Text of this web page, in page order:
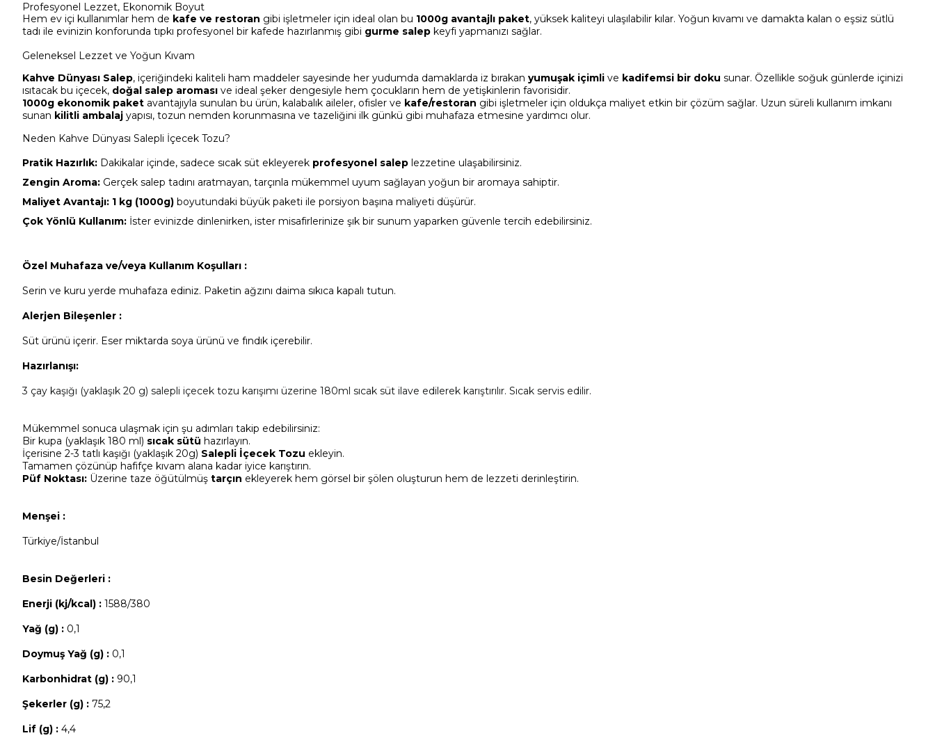
Profesyonel Lezzet, Ekonomik Boyut
Hem ev içi kullanımlar hem de kafe ve restoran gibi işletmeler için ideal olan bu 1000g avantajlı paket, yüksek kaliteyi ulaşılabilir kılar. Yoğun kıvamı ve damakta kalan o eşsiz sütlü
tadı ile evinizin konforunda tıpkı profesyonel bir kafede hazırlanmış gibi gurme salep keyfi yapmanızı sağlar.
Geleneksel Lezzet ve Yoğun Kıvam
Kahve Dünyası Salep, içeriğindeki kaliteli ham maddeler sayesinde her yudumda damaklarda iz bırakan yumuşak içimli ve kadifemsi bir doku sunar. Özellikle soğuk günlerde içinizi
ısıtacak bu içecek, doğal salep aroması ve ideal şeker dengesiyle hem çocukların hem de yetişkinlerin favorisidir.
1000g ekonomik paket avantajıyla sunulan bu ürün, kalabalık aileler, ofisler ve kafe/restoran gibi işletmeler için oldukça maliyet etkin bir çözüm sağlar. Uzun süreli kullanım imkanı
sunan kilitli ambalaj yapısı, tozun nemden korunmasına ve tazeliğini ilk günkü gibi muhafaza etmesine yardımcı olur.
Neden Kahve Dünyası Salepli İçecek Tozu?
Pratik Hazırlık: Dakikalar içinde, sadece sıcak süt ekleyerek profesyonel salep lezzetine ulaşabilirsiniz.
Zengin Aroma: Gerçek salep tadını aratmayan, tarçınla mükemmel uyum sağlayan yoğun bir aromaya sahiptir.
Maliyet Avantajı: 1 kg (1000g) boyutundaki büyük paketi ile porsiyon başına maliyeti düşürür.
Çok Yönlü Kullanım: İster evinizde dinlenirken, ister misafirlerinize şık bir sunum yaparken güvenle tercih edebilirsiniz.
Özel Muhafaza ve/veya Kullanım Koşulları :
Serin ve kuru yerde muhafaza ediniz. Paketin ağzını daima sıkıca kapalı tutun.
Alerjen Bileşenler :
Süt ürünü içerir. Eser miktarda soya ürünü ve fındık içerebilir.
Hazırlanışı:
3 çay kaşığı (yaklaşık 20 g) salepli içecek tozu karışımı üzerine 180ml sıcak süt ilave edilerek karıştırılır. Sıcak servis edilir.
Mükemmel sonuca ulaşmak için şu adımları takip edebilirsiniz:
Bir kupa (yaklaşık 180 ml) sıcak sütü hazırlayın.
İçerisine 2-3 tatlı kaşığı (yaklaşık 20g) Salepli İçecek Tozu ekleyin.
Tamamen çözünüp hafifçe kıvam alana kadar iyice karıştırın.
Püf Noktası: Üzerine taze öğütülmüş tarçın ekleyerek hem görsel bir şölen oluşturun hem de lezzeti derinleştirin.
Menşei :
Türkiye/İstanbul
Besin Değerleri :
Enerji (kj/kcal) : 1588/380
Yağ (g) : 0,1
Doymuş Yağ (g) : 0,1
Karbonhidrat (g) : 90,1
Şekerler (g) : 75,2
Lif (g) : 4,4